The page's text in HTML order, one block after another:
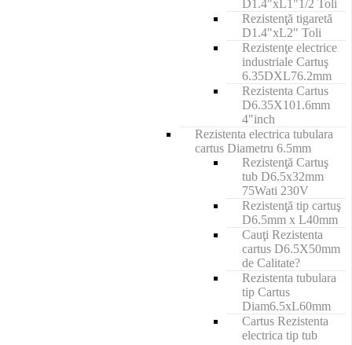
D1.4"xL1"1/2 Toli
Rezistenţă tigaretă
D1.4"xL2" Toli
Rezistenţe electrice
industriale Cartuş
6.35DXL76.2mm
Rezistenta Cartus
D6.35X101.6mm
4"inch
Rezistenta electrica tubulara
cartus Diametru 6.5mm
Rezistenţă Cartuş
tub D6.5x32mm
75Wati 230V
Rezistenţă tip cartuş
D6.5mm x L40mm
Cauţi Rezistenta
cartus D6.5X50mm
de Calitate?
Rezistenta tubulara
tip Cartus
Diam6.5xL60mm
Cartus Rezistenta
electrica tip tub